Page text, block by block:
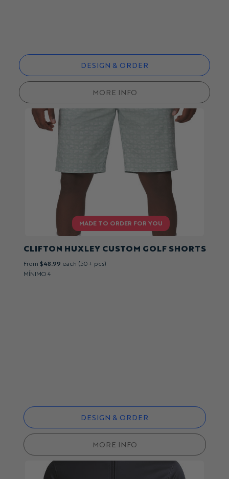
DESIGN & ORDER
MORE INFO
CLIFTON HUXLEY CUSTOM GOLF SHORTS
From $48.99 each (50+ pcs)
MÍNIMO 4
DESIGN & ORDER
MORE INFO